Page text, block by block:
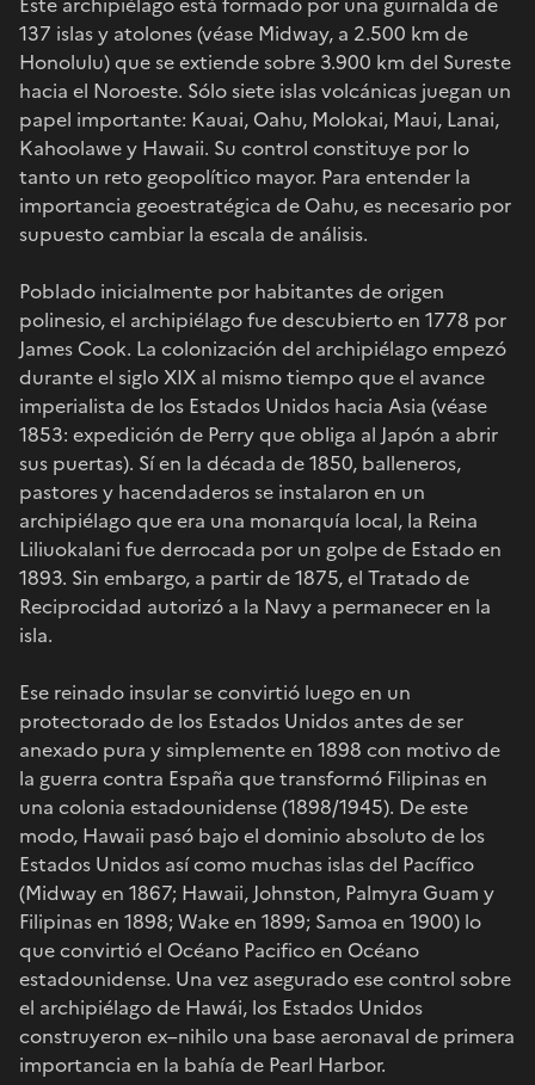
137 islas y atolones (véase Midway, a 2.500 km de
Honolulu) que se extiende sobre 3.900 km del Sureste
hacia el Noroeste. Sólo siete islas volcánicas juegan un
papel importante: Kauai, Oahu, Molokai, Maui, Lanai,
Kahoolawe y Hawaii. Su control constituye por lo
tanto un reto geopolítico mayor. Para entender la
importancia geoestratégica de Oahu, es necesario por
supuesto cambiar la escala de análisis.
Poblado inicialmente por habitantes de origen
polinesio, el archipiélago fue descubierto en 1778 por
James Cook. La colonización del archipiélago empezó
durante el siglo XIX al mismo tiempo que el avance
imperialista de los Estados Unidos hacia Asia (véase
1853: expedición de Perry que obliga al Japón a abrir
sus puertas). Sí en la década de 1850, balleneros,
pastores y hacendaderos se instalaron en un
archipiélago que era una monarquía local, la Reina
Liliuokalani fue derrocada por un golpe de Estado en
1893. Sin embargo, a partir de 1875, el Tratado de
Reciprocidad autorizó a la Navy a permanecer en la
isla.
Ese reinado insular se convirtió luego en un
protectorado de los Estados Unidos antes de ser
anexado pura y simplemente en 1898 con motivo de
la guerra contra España que transformó Filipinas en
una colonia estadounidense (1898/1945). De este
modo, Hawaii pasó bajo el dominio absoluto de los
Estados Unidos así como muchas islas del Pacífico
(Midway en 1867; Hawaii, Johnston, Palmyra Guam y
Filipinas en 1898; Wake en 1899; Samoa en 1900) lo
que convirtió el Océano Pacifico en Océano
estadounidense. Una vez asegurado ese control sobre
el archipiélago de Hawái, los Estados Unidos
construyeron ex–nihilo una base aeronaval de primera
importancia en la bahía de Pearl Harbor.